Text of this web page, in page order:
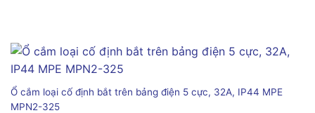
Ổ cắm loại cố định bắt trên bảng điện 5 cực, 32A, IP44 MPE
MPN2-325